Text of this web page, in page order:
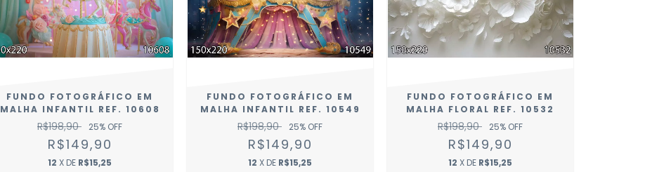
FUNDO FOTOGRÁFICO EM
MALHA INFANTIL REF. 10608
R$198,90 25% OFF
R$149,90
12 X DE R$15,25
FUNDO FOTOGRÁFICO EM
MALHA INFANTIL REF. 10549
R$198,90 25% OFF
R$149,90
12 X DE R$15,25
FUNDO FOTOGRÁFICO EM
MALHA FLORAL REF. 10532
R$198,90 25% OFF
R$149,90
12 X DE R$15,25